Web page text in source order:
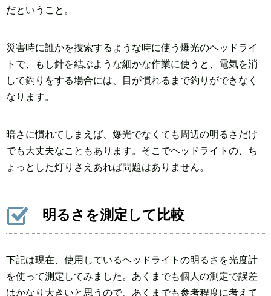
だということ。
災害時に誰かを捜索するような時に使う爆光のヘッドライ
トで、もし針を結ぶような細かな作業に使うと、電気を消
して釣りをする場合には、目が慣れるまで釣りができなく
なります。
暗さに慣れてしまえば、爆光でなくても周辺の明るさだけ
でも大丈夫なこともあります。そこでヘッドライトの、ち
ょっとした灯りさえあれば問題はありません。
明るさを測定して比較
下記は現在、使用しているヘッドライトの明るさを光度計
を使って測定してみました。あくまでも個人の測定で誤差
はかなり大きいと思うので、あくまでも参考程度に考えて